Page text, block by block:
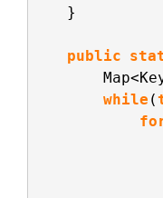
}
public
while (